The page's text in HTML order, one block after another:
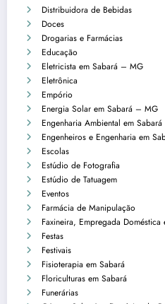
Distribuidora de Bebidas
Doces
Drogarias e Farmácias
Educação
Eletricista em Sabará – MG
Eletrônica
Empório
Energia Solar em Sabará – MG
Engenharia Ambiental em Sabará
Engenheiros e Engenharia em
Escolas
Estúdio de Fotografia
Estúdio de Tatuagem
Eventos
Farmácia de Manipulação
Faxineira, Empregada
Festas
Festivais
Fisioterapia em Sabará
Floriculturas em Sabará
Funerárias